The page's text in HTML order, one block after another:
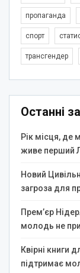
пропаганда
спорт
трансгендер
Останні
Рік місця, де
живе перший
Новий
загроза для
Прем’єр
молодь не
Квірні книги
підтримає